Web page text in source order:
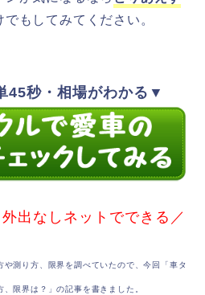
でもしてみてください。
45秒・相場がわかる▼
出なしネットでできる／
測り方、限界を調べていたので、今回「車タ
限界は？」の記事を書きました。